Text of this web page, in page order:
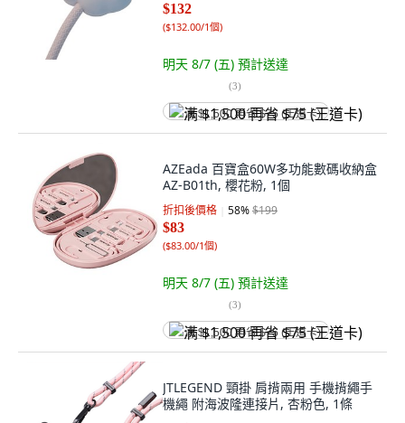
$132
($132.00/1個)
明天 8/7 (五) 預計送達
(3)
满 $1,500 再省 $75 (王道卡)
AZEada 百寶盒60W多功能數碼收納盒
AZ-B01th, 櫻花粉, 1個
折扣後價格 58%$199
$83
($83.00/1個)
明天 8/7 (五) 預計送達
(3)
满 $1,500 再省 $75 (王道卡)
JTLEGEND 頸掛 肩揹兩用 手機揹繩手
機繩 附海波隆連接片, 杏粉色, 1條